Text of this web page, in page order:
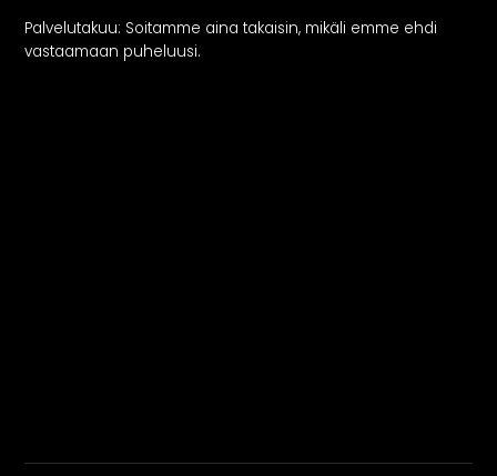
Palvelutakuu: Soitamme aina takaisin, mikäli emme ehdi
vastaamaan puheluusi.